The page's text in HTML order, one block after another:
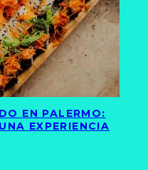
EN PALERMO:
EXPERIENCIA